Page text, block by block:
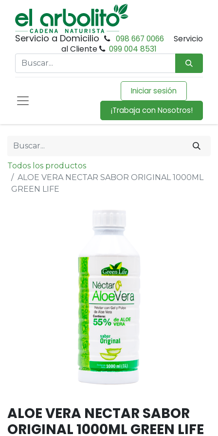
Servicio a Domicilio 098 667 0066
Servicio
al Cliente
099 004 8531
Iniciar sesión
¡Trabaja con Nosotros!
Todos los productos
ALOE VERA NECTAR SABOR ORIGINAL 1000ML
GREEN LIFE
ALOE VERA NECTAR SABOR
ORIGINAL 1000ML GREEN LIFE